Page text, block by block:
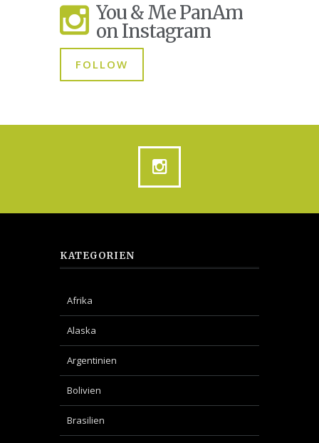
You & Me PanAm
on Instagram
FOLLOW
KATEGORIEN
Afrika
Alaska
Argentinien
Bolivien
Brasilien